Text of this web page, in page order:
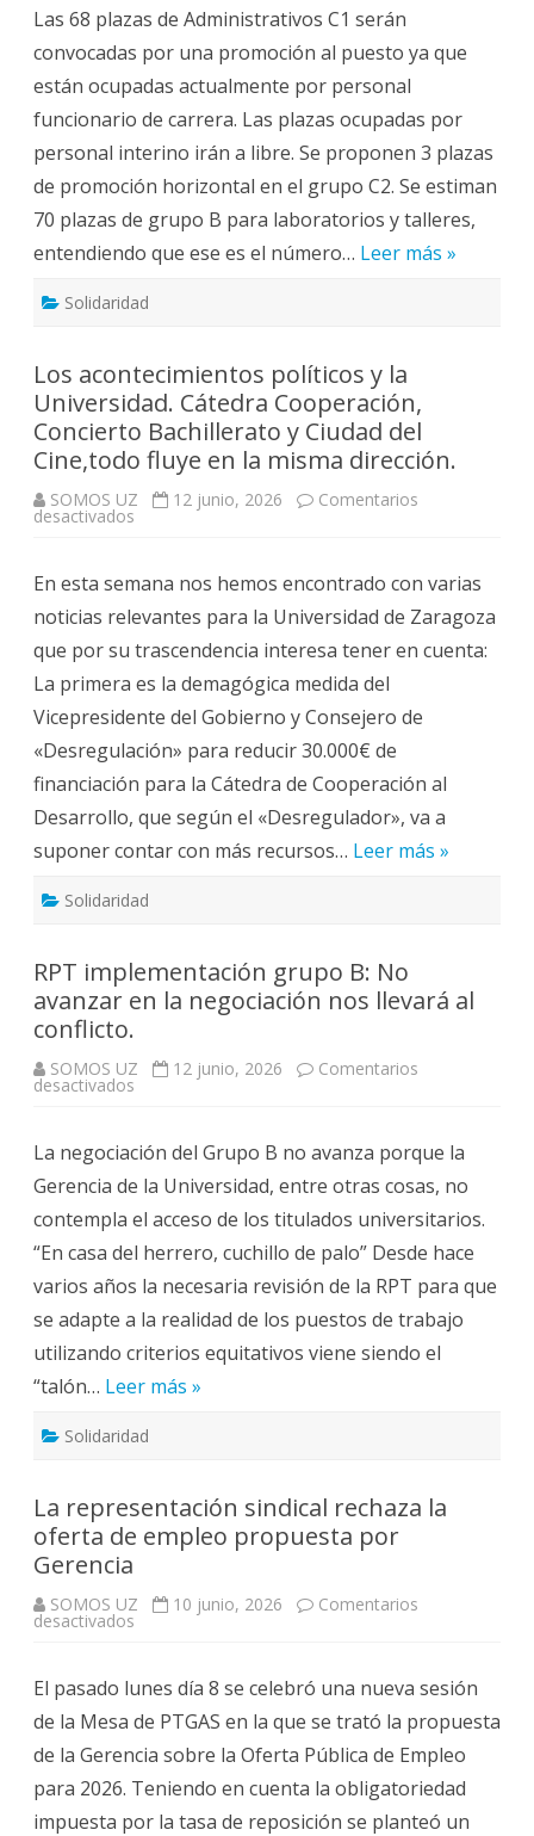
PTGAS
aprueba
la
OPE
2026,
con
184
plazas
de
promoción
y
68
plazas
a
turno
libre..
Las 68 plazas de Administrativos C1 serán
convocadas por una promoción al puesto ya que
están ocupadas actualmente por personal
funcionario de carrera. Las plazas ocupadas por
personal interino irán a libre. Se proponen 3 plazas
de promoción horizontal en el grupo C2. Se estiman
70 plazas de grupo B para laboratorios y talleres,
entendiendo que ese es el número… Leer más »
Solidaridad
Los acontecimientos políticos y la
Universidad. Cátedra Cooperación,
Concierto Bachillerato y Ciudad del
Cine,todo fluye en la misma dirección.
SOMOS UZ 12 junio, 2026 Comentarios
desactivados
y
la
Universidad.
Cátedra
Cooperación,
Concierto
Bachillerato
y
Ciudad
del
Cine,todo
fluye
en
la
misma
dirección.
En esta semana nos hemos encontrado con varias
noticias relevantes para la Universidad de Zaragoza
que por su trascendencia interesa tener en cuenta:
La primera es la demagógica medida del
Vicepresidente del Gobierno y Consejero de
«Desregulación» para reducir 30.000€ de
financiación para la Cátedra de Cooperación al
Desarrollo, que según el «Desregulador», va a
suponer contar con más recursos… Leer más »
Solidaridad
RPT implementación grupo B: No
avanzar en la negociación nos llevará al
conflicto.
SOMOS UZ 12 junio, 2026 Comentarios
desactivados
B:
No
avanzar
en
la
negociación
nos
llevará
al
conflicto.
La negociación del Grupo B no avanza porque la
Gerencia de la Universidad, entre otras cosas, no
contempla el acceso de los titulados universitarios.
“En casa del herrero, cuchillo de palo” Desde hace
varios años la necesaria revisión de la RPT para que
se adapte a la realidad de los puestos de trabajo
utilizando criterios equitativos viene siendo el
“talón… Leer más »
Solidaridad
La representación sindical rechaza la
oferta de empleo propuesta por
Gerencia
SOMOS UZ 10 junio, 2026 Comentarios
desactivados
rechaza
la
oferta
de
empleo
propuesta
por
Gerencia
El pasado lunes día 8 se celebró una nueva sesión
de la Mesa de PTGAS en la que se trató la propuesta
de la Gerencia sobre la Oferta Pública de Empleo
para 2026. Teniendo en cuenta la obligatoriedad
impuesta por la tasa de reposición se planteó un